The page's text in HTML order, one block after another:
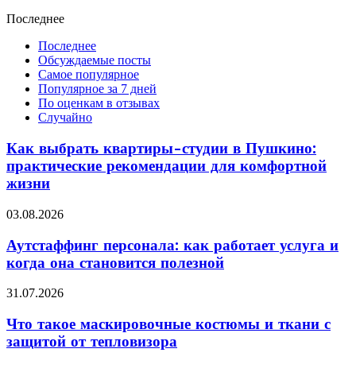
Последнее
Последнее
Обсуждаемые посты
Самое популярное
Популярное за 7 дней
По оценкам в отзывах
Случайно
Как выбрать квартиры-студии в Пушкино:
практические рекомендации для комфортной
жизни
03.08.2026
Аутстаффинг персонала: как работает услуга и
когда она становится полезной
31.07.2026
Что такое маскировочные костюмы и ткани с
защитой от тепловизора